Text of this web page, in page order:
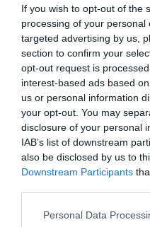
If you wish to opt-out of the
processing of your
targeted advertising by us,
section to confirm your
opt-out request is
interest-based ads based
us or personal information
your opt-out. You may
disclosure of your personal
IAB’s list of downstream
also be disclosed by us to
Downstream Participants
Personal Data
NOUS